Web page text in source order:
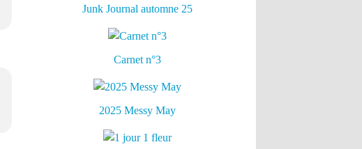
Junk Journal automne 25
Carnet n°3
2025 Messy May